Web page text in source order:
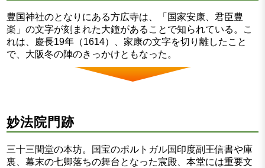
豊国神社のとなりにある方広寺は、「国家安康、君臣豊
楽」の文字が刻まれた大鐘があることで知られている。こ
れは、慶長19年（1614）、家康の文字を切り離したこと
で、大阪冬の陣のきっかけともなった。
妙法院門跡
三十三間堂の本坊。国宝のポルトガル国印度副王信書や庫
裏、幕末の七卿落ちの舞台となった宸殿、本堂には重要文